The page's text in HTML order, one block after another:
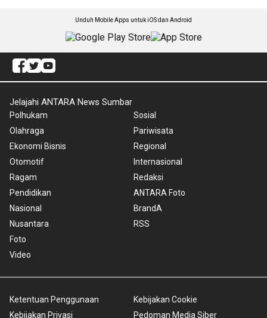
Unduh Mobile Apps untuk iOS dan Android
Jelajahi ANTARA News Sumbar
Polhukam
Olahraga
Ekonomi Bisnis
Otomotif
Ragam
Pendidikan
Nasional
Nusantara
Foto
Video
Sosial
Pariwisata
Regional
Internasional
Redaksi
ANTARA Foto
BrandA
RSS
Ketentuan Penggunaan
Kebijakan Privasi
Kebijakan Cookie
Pedoman Media Siber